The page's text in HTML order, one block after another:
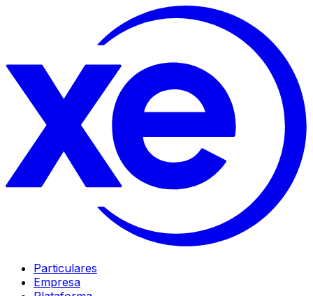
Particulares
Empresa